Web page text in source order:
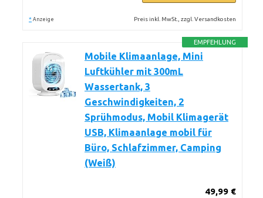
* Anzeige Preis inkl. MwSt., zzgl. Versandkosten
EMPFEHLUNG
Mobile Klimaanlage, Mini
Luftkühler mit 300mL
Wassertank, 3
Geschwindigkeiten, 2
Sprühmodus, Mobil Klimagerät
USB, Klimaanlage mobil für
Büro, Schlafzimmer, Camping
(Weiß)
49,99 €